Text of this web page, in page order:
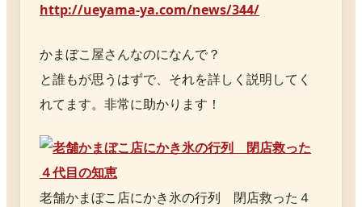
http://ueyama-ya.com/news/344/
かまぼこ屋さんなのになんで？
と誰もが思うはずで、それを詳しく説明してく
れてます。非常に助かります！
老舗かまぼこ店にかき氷の行列 閉店救った４